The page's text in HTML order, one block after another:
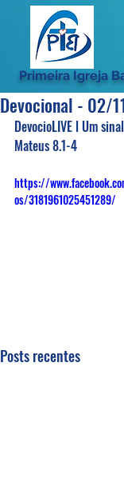
Primeira Igreja
Devocional - 02/
DevocioLIVE l Um
Mateus 8.1-4
https://
os/3181961025451289/
Posts recentes